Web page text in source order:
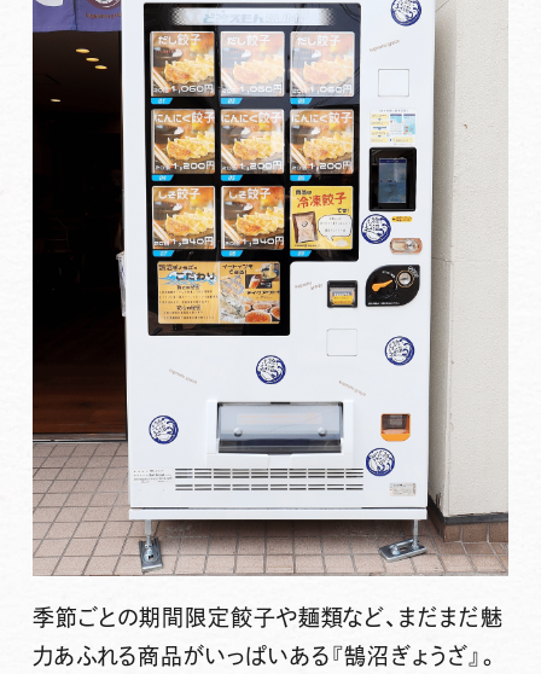
季節ごとの期間限定餃子や麺類など、まだまだ魅
力あふれる商品がいっぱいある『鵠沼ぎょうざ』。